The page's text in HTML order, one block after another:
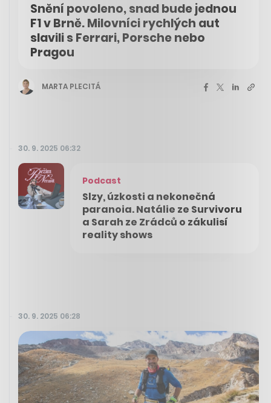
Snění povoleno, snad bude jednou
F1 v Brně. Milovníci rychlých aut
slavili s Ferrari, Porsche nebo
Pragou
MARTA PLECITÁ
30. 9. 2025 06:32
Podcast
Slzy, úzkosti a nekonečná
paranoia. Natálie ze Survivoru
a Sarah ze Zrádců o zákulisí
reality shows
30. 9. 2025 06:28